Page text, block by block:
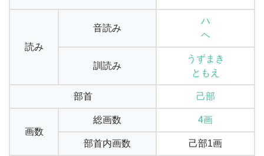
読み
音読み
ハ
ヘ
訓読み
うずまき
ともえ
部首 己部
画数
総画数 4画
部首内画数 己部1画